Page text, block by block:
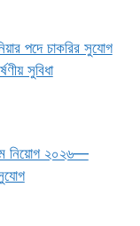
পদে চাকরির সুযোগ
সুবিধা
নিয়োগ ২০২৬—